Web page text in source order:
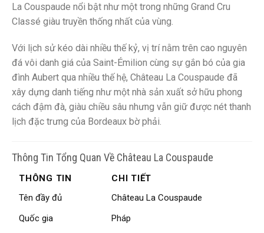
La Couspaude nổi bật như một trong những Grand Cru
Classé giàu truyền thống nhất của vùng.
Với lịch sử kéo dài nhiều thế kỷ, vị trí nằm trên cao nguyên
đá vôi danh giá của Saint-Émilion cùng sự gắn bó của gia
đình Aubert qua nhiều thế hệ, Château La Couspaude đã
xây dựng danh tiếng như một nhà sản xuất sở hữu phong
cách đậm đà, giàu chiều sâu nhưng vẫn giữ được nét thanh
lịch đặc trưng của Bordeaux bờ phải.
Thông Tin Tổng Quan Về Château La Couspaude
THÔNG TIN
CHI TIẾT
Tên đầy đủ
Château La Couspaude
Quốc gia
Pháp